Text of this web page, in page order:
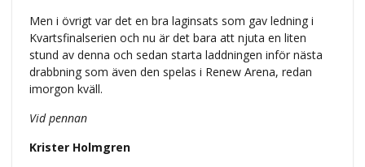
Men i övrigt var det en bra laginsats som gav ledning i
Kvartsfinalserien och nu är det bara att njuta en liten
stund av denna och sedan starta laddningen inför nästa
drabbning som även den spelas i Renew Arena, redan
imorgon kväll.
Vid pennan
Krister Holmgren